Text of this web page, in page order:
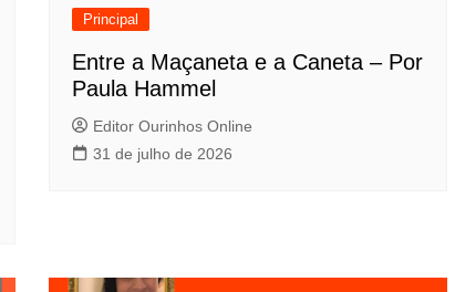
Principal
Entre a Maçaneta e a Caneta – Por
Paula Hammel
Editor Ourinhos Online
31 de julho de 2026